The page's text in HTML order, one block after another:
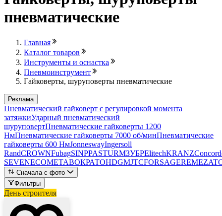
пневматические
Главная
Каталог товаров
Инструменты и оснастка
Пневмоинструмент
Гайковерты, шуруповерты пневматические
Реклама
Пневматический гайковерт с регулировкой момента
затяжкиУдарный пневматический
шуруповертПневматические гайковерты 1200
НмПневматические гайковерты 7000 об/минПневматические
гайковерты 600 НмJonneswayIngersoll
RandCROWNFubagSINPPASTURMЗУБРElitechKRANZ
SEVENECOMETABOКРАТОНDGMJTCFORSAGEREMEZA
Сначала с фото
Фильтры
День строителя